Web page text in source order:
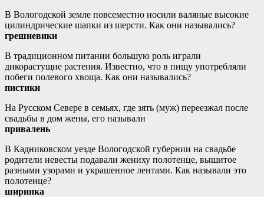
В Вологодской земле повсеместно носили валяные высокие
цилиндрические шапки из шерсти. Как они назывались?
грешневики
В традиционном питании большую роль играли
дикорастущие растения. Известно, что в пищу употребляли
побеги полевого хвоща. Как они назывались?
пистики
На Русском Севере в семьях, где зять (муж) переезжал после
свадьбы в дом жены, его называли
привалень
В Кадниковском уезде Вологодской губернии на свадьбе
родители невесты подавали жениху полотенце, вышитое
разными узорами и украшенное лентами. Как называли это
полотенце?
ширинка